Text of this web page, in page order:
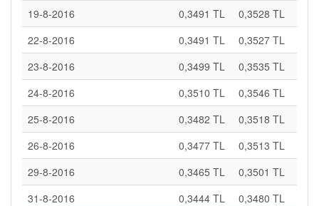
19-8-2016
0,3491 TL
0,3528 TL
22-8-2016
0,3491 TL
0,3527 TL
23-8-2016
0,3499 TL
0,3535 TL
24-8-2016
0,3510 TL
0,3546 TL
25-8-2016
0,3482 TL
0,3518 TL
26-8-2016
0,3477 TL
0,3513 TL
29-8-2016
0,3465 TL
0,3501 TL
31-8-2016
0,3444 TL 0,3480 TL